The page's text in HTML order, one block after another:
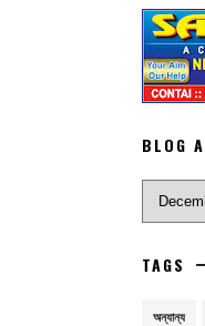
BLOG
TAGS
অন্যান্য